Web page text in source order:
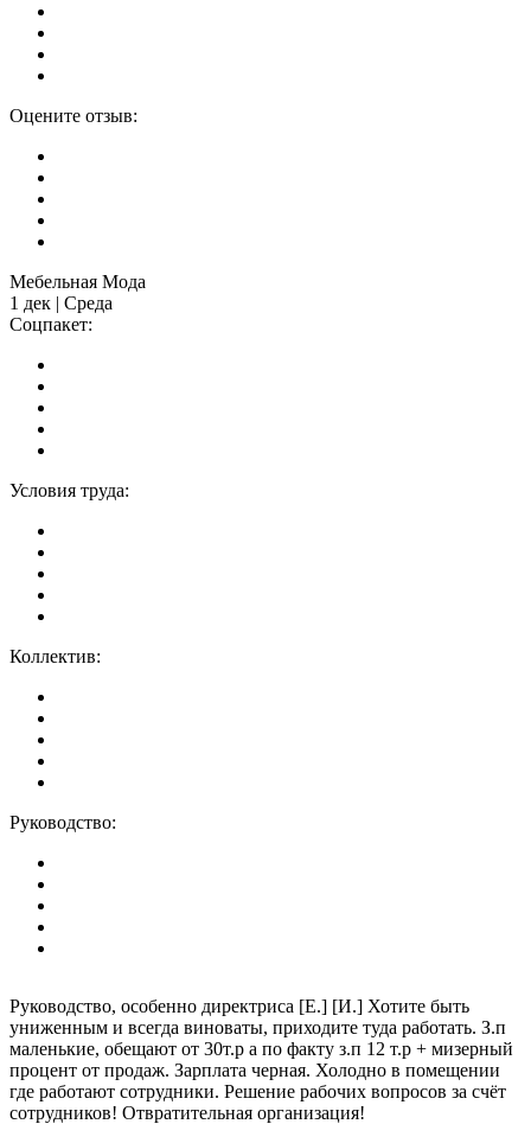
Оцените отзыв:
Мебельная Мода
1 дек | Среда
Соцпакет:
Условия труда:
Коллектив:
Руководство:
Руководство, особенно директриса [Е.] [И.] Хотите быть
униженным и всегда виноваты, приходите туда работать. З.п
маленькие, обещают от 30т.р а по факту з.п 12 т.р + мизерный
процент от продаж. Зарплата черная. Холодно в помещении
где работают сотрудники. Решение рабочих вопросов за счёт
сотрудников! Отвратительная организация!